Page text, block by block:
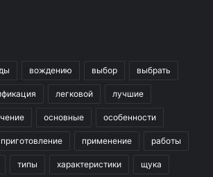
вождению выбор выбрать
легковой лучшие
основные особенности
приготовление применение работы
типы характеристики щука